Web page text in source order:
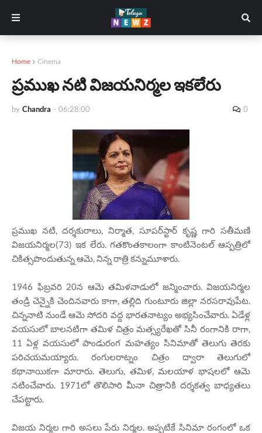
Home Cinema
ప్రముఖ నటి విజయనిర్మల ఇకలేరు
by Chandra - 06:28:00 0
ప్రముఖ నటి, దర్శకురాలు, నిర్మాత, సూపర్‌స్టార్‌ కృష్ణ గారి సతీమణి
విజయనిర్మల(73) ఇక లేరు. గతకొంతకాలంగా కాంటినెంటల్‌ ఆస్పత్రిలో
చికిత్సపొందుతున్న ఆమె, నిన్న రాత్రి కన్నుమూశారు.
1946 ఫిబ్రవరి 20న ఆమె తమిళనాడులో జన్మించారు. విజయనిర్మల
తండ్రి చెన్నైకి చెందినవారు కాగా, తల్లిది గుంటూరు జిల్లా నరసరావుపేట.
చిన్ననాటి నుండే ఆమె సోదరి వద్ద భారతనాట్యం అభ్యసించేవారు. ఏడేళ్ల
వయసులో బాలనటిగా తమిళ చిత్రం మత్స్యరేఖతో సినీ రంగానికి రాగా,
11 ఏళ్ల వయసులో పాండురంగ మహత్యం సినిమాతో తెలుగు తెరకు
పరిచయమయ్యారు. రంగులరాట్నం చిత్రం ద్వారా తెలుగులో
కథానాయికగా మారారు. తెలుగు, తమిళ, మలయాళ భాషలలో ఆమె
నటించేవారు. 1971లో తొలిసారి మీనా చిత్రానికి దర్శకత్వ బాధ్యతలు
చేపట్టారు.
విజయ నిర్మల గారి అసలు పేరు నిర్మల. అప్పటికే సినిమా రంగంలో ఒక